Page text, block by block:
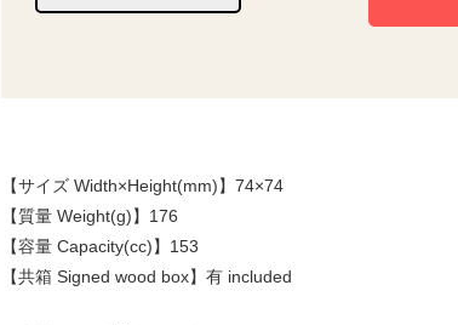
【サイズ Width×Height(mm)】74×74
【質量 Weight(g)】176
【容量 Capacity(cc)】153
【共箱 Signed wood box】有 included